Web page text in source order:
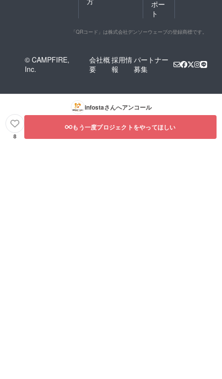
ポー
ト
「QRコード」は株式会社デンソーウェーブの登録商標です。
© CAMPFIRE,
Inc.
会社概
要
採用情
報
パートナー
募集
infostaさんへアンコール
8
もう一度プロジェクトをやってほしい